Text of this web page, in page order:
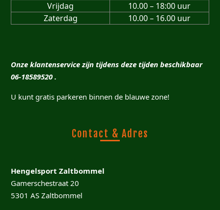
Vrijdag
10.00 – 18:00 uur
Zaterdag
10.00 – 16.00 uur
Onze klantenservice zijn tijdens deze tijden beschikbaar
06-18589520 .
U kunt gratis parkeren binnen de blauwe zone!
Contact & Adres
Hengelsport Zaltbommel
Gamerschestraat 20
5301 AS Zaltbommel